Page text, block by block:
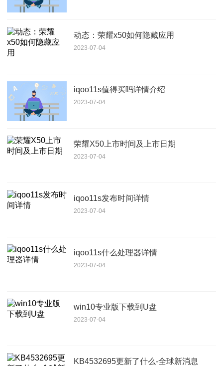
动态：荣耀x50如何隐藏应用
2023-07-04
iqoo11s值得买吗详情介绍
2023-07-04
荣耀X50上市时间及上市日期
2023-07-04
iqoo11s发布时间详情
2023-07-04
iqoo11s什么处理器详情
2023-07-04
win10专业版下载到U盘
2023-07-04
KB4532695更新了什么-全球新消息